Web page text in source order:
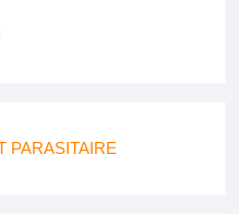
PARASITAIRE